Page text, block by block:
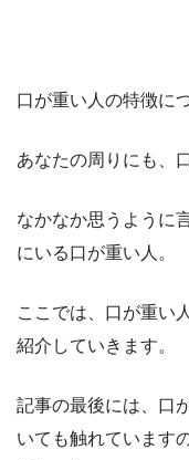
口が重い人の特徴に
あなたの周りにも、
なかなか思うように
にいる口が重い人。
ここでは、口が重い
紹介していきます。
記事の最後には、口
いても触れています